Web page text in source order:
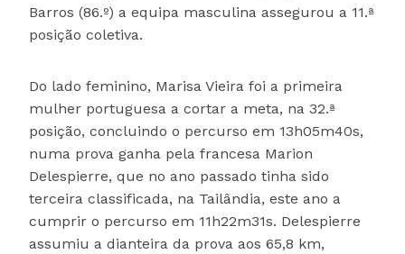
Barros (86.º) a equipa masculina assegurou a 11.ª
posição coletiva.
Do lado feminino, Marisa Vieira foi a primeira
mulher portuguesa a cortar a meta, na 32.ª
posição, concluindo o percurso em 13h05m40s,
numa prova ganha pela francesa Marion
Delespierre, que no ano passado tinha sido
terceira classificada, na Tailândia, este ano a
cumprir o percurso em 11h22m31s. Delespierre
assumiu a dianteira da prova aos 65,8 km,